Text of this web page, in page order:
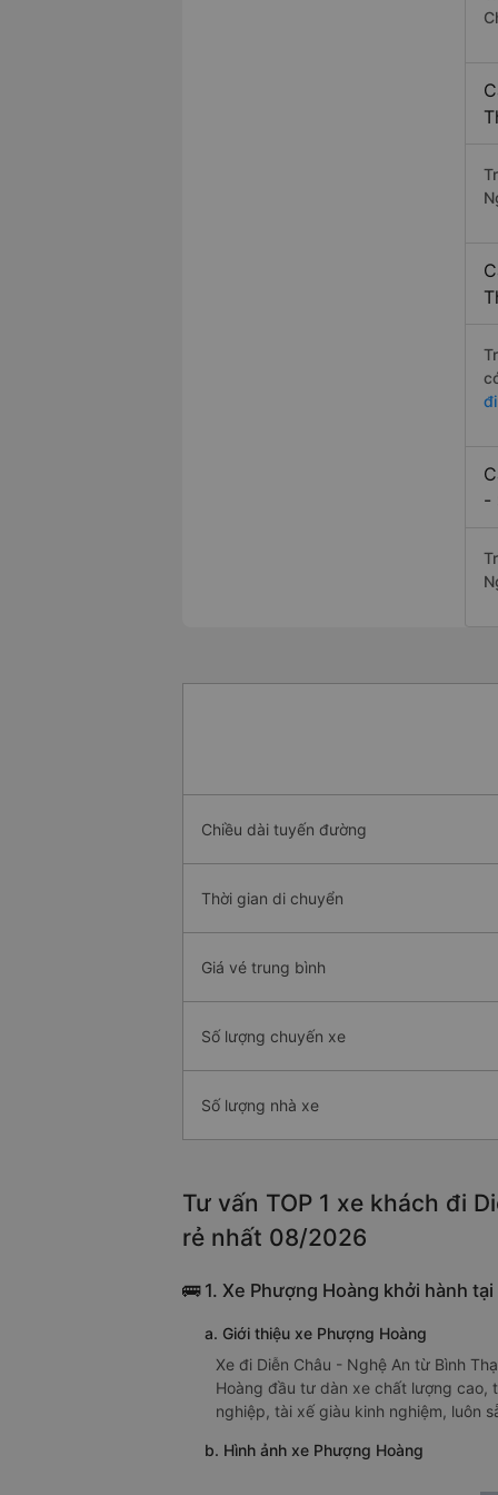
-
Chiều dài tuyến đường
Thời gian di chuyển
Giá vé trung bình
Số lượng chuyến xe
Số lượng nhà xe
Tư vấn TOP 1 xe khách đi
rẻ nhất 08/2026
🚌 1. Xe Phượng Hoàng khởi hành
a. Giới thiệu xe Phượng Hoàng
Xe đi Diễn Châu - Nghệ An từ Bình
Hoàng đầu tư dàn xe chất lượng cao,
nghiệp, tài xế giàu kinh nghiệm, luôn
b. Hình ảnh xe Phượng Hoàng